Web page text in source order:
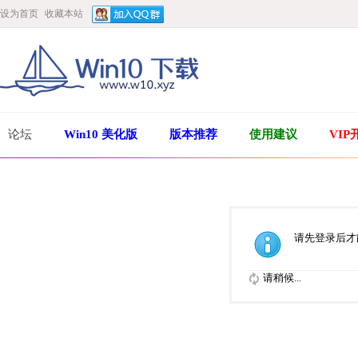
设为首页 收藏本站
论坛 Win10 美化版 版本推荐 使用建议 VIP
请先登录后
请稍候...